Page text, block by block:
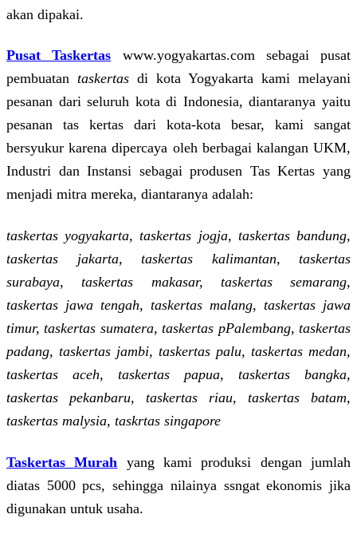
akan dipakai.
Pusat Taskertas
www.yogyakartas.com sebagai pusat
pembuatan taskertas di kota Yogyakarta kami melayani
pesanan dari seluruh kota di Indonesia, diantaranya yaitu
pesanan tas kertas dari kota-kota besar, kami sangat
bersyukur karena dipercaya oleh berbagai kalangan UKM,
Industri dan Instansi sebagai produsen Tas Kertas yang
menjadi mitra mereka, diantaranya adalah:
taskertas yogyakarta, taskertas jogja, taskertas bandung,
taskertas jakarta, taskertas kalimantan, taskertas
surabaya, taskertas makasar, taskertas semarang,
taskertas jawa tengah, taskertas malang, taskertas jawa
timur, taskertas sumatera, taskertas pPalembang, taskertas
padang, taskertas jambi, taskertas palu, taskertas medan,
taskertas aceh, taskertas papua, taskertas bangka,
taskertas pekanbaru, taskertas riau, taskertas batam,
taskertas malysia, taskrtas singapore
Taskertas Murah yang kami produksi dengan jumlah
diatas 5000 pcs, sehingga nilainya ssngat ekonomis jika
digunakan untuk usaha.